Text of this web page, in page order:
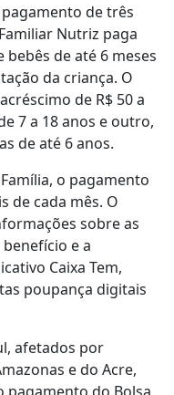
de três
Nutriz paga
bebês de até 6 meses
da criança. O
de R$ 50 a
7 a 18 anos e outro,
de até 6 anos.
o pagamento
de cada mês. O
sobre as
e a
Caixa Tem,
poupança digitais
afetados por
e do Acre,